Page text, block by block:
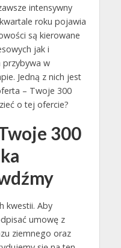
intensywny
roku pojawia
są kierowane
jak i
przybywa w
Jedną z nich jest
– Twoje 300
o tej ofercie?
300
kwestii. Aby
umowę z
ziemnego oraz